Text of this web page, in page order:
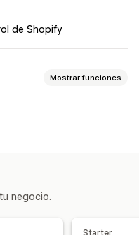
de Shopify
Mostrar funciones
en tiempo real
negocio.
Starter